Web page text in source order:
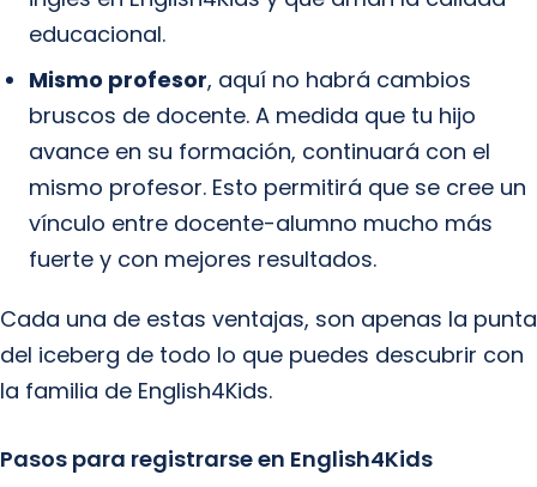
educacional.
Mismo profesor, aquí no habrá cambios
bruscos de docente. A medida que tu hijo
avance en su formación, continuará con el
mismo profesor. Esto permitirá que se cree un
vínculo entre docente-alumno mucho más
fuerte y con mejores resultados.
Cada una de estas ventajas, son apenas la punta
del iceberg de todo lo que puedes descubrir con
la familia de English4Kids.
Pasos para registrarse en English4Kids